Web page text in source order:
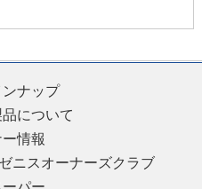
ナップ
について
情報
ゼニスオーナーズクラブ